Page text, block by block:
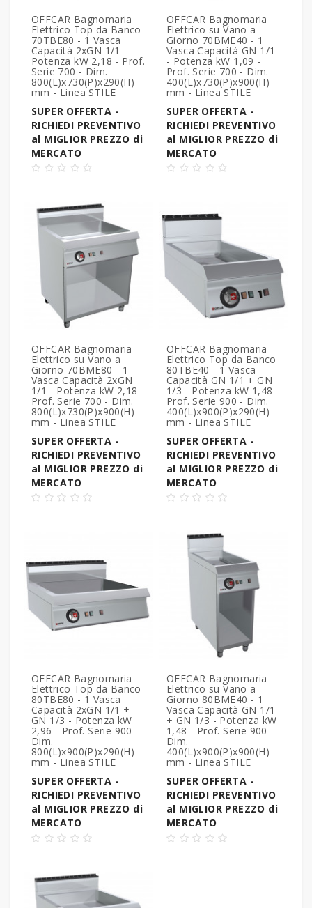
OFFCAR Bagnomaria
Elettrico Top da Banco
70TBE80 - 1 Vasca
Capacità 2xGN 1/1 -
Potenza kW 2,18 - Prof.
Serie 700 - Dim.
800(L)x730(P)x290(H)
mm - Linea STILE
SUPER OFFERTA -
RICHIEDI PREVENTIVO
al MIGLIOR PREZZO di
MERCATO
OFFCAR Bagnomaria
Elettrico su Vano a
Giorno 70BME40 - 1
Vasca Capacità GN 1/1
- Potenza kW 1,09 -
Prof. Serie 700 - Dim.
400(L)x730(P)x900(H)
mm - Linea STILE
SUPER OFFERTA -
RICHIEDI PREVENTIVO
al MIGLIOR PREZZO di
MERCATO
OFFCAR Bagnomaria
Elettrico su Vano a
Giorno 70BME80 - 1
Vasca Capacità 2xGN
1/1 - Potenza kW 2,18 -
Prof. Serie 700 - Dim.
800(L)x730(P)x900(H)
mm - Linea STILE
SUPER OFFERTA -
RICHIEDI PREVENTIVO
al MIGLIOR PREZZO di
MERCATO
OFFCAR Bagnomaria
Elettrico Top da Banco
80TBE40 - 1 Vasca
Capacità GN 1/1 + GN
1/3 - Potenza kW 1,48 -
Prof. Serie 900 - Dim.
400(L)x900(P)x290(H)
mm - Linea STILE
SUPER OFFERTA -
RICHIEDI PREVENTIVO
al MIGLIOR PREZZO di
MERCATO
OFFCAR Bagnomaria
Elettrico Top da Banco
80TBE80 - 1 Vasca
Capacità 2xGN 1/1 +
GN 1/3 - Potenza kW
2,96 - Prof. Serie 900 -
Dim.
800(L)x900(P)x290(H)
mm - Linea STILE
SUPER OFFERTA -
RICHIEDI PREVENTIVO
al MIGLIOR PREZZO di
MERCATO
OFFCAR Bagnomaria
Elettrico su Vano a
Giorno 80BME40 - 1
Vasca Capacità GN 1/1
+ GN 1/3 - Potenza kW
1,48 - Prof. Serie 900 -
Dim.
400(L)x900(P)x900(H)
mm - Linea STILE
SUPER OFFERTA -
RICHIEDI PREVENTIVO
al MIGLIOR PREZZO di
MERCATO